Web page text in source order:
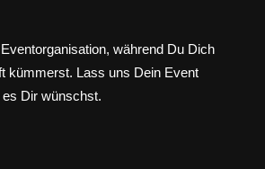
während Du Dich
kümmerst. Lass uns Dein Event
Dir wünschst.